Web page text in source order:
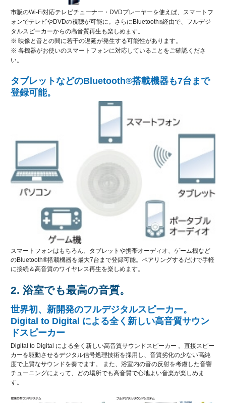
市販のWi-Fi対応テレビチューナー・DVDプレーヤーを使えば、スマートフ
ォンでテレビやDVDの視聴が可能に。さらにBluetooth®経由で、フルデジ
タルスピーカーからの高音質再生も楽しめます。
※ 映像と音との間に若干の遅延が発生する可能性があります。
※ 各機器がお使いのスマートフォンに対応していることをご確認くださ
い。
タブレットなどのBluetooth®搭載機器も7台まで
登録可能。
スマートフォンはもちろん、タブレットや携帯オーディオ、ゲーム機など
のBluetooth®搭載機器を最大7台まで登録可能。ペアリングするだけで手軽
に接続＆高音質のワイヤレス再生を楽しめます。
2. 浴室でも最高の音質。
世界初、新開発のフルデジタルスピーカー。
Digital to Digital による全く新しい高音質サウン
ドスピーカー
Digital to Digital による全く新しい高音質サウンドスピーカー 。直接スピー
カーを駆動させるデジタル信号処理技術を採用し、音質劣化の少ない高純
度で上質なサウンドを奏でます。 また、浴室内の音の反射を考慮した音響
チューニングによって、どの場所でも高音質で心地よい音楽が楽しめま
す。